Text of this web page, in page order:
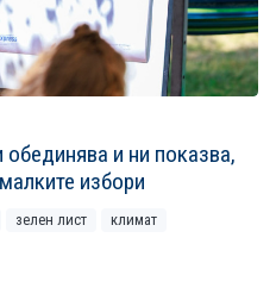
и ни показва,
избори
зелен лист
климат